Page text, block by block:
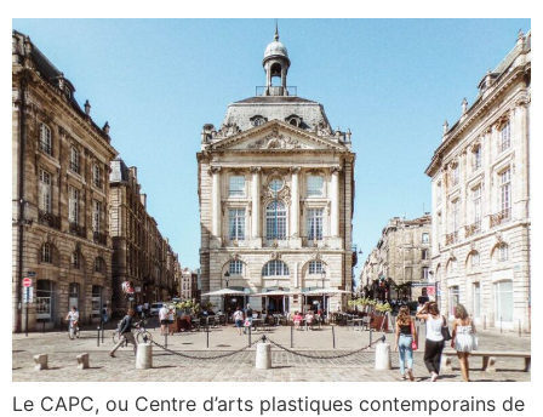
Le CAPC, ou Centre d’arts plastiques contemporains de